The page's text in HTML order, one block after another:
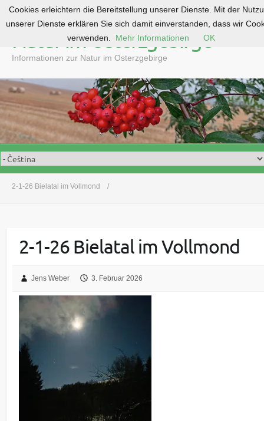
o
o
n
t
e
n
Natur im Osterzgebirge
Informationen zur Natur im Osterzgebirge
2-1-26 Bielatal im Vollmond
2-1-26 Bielatal im Vollmond
Jens Weber 3. Februar 2026
Cookies erleichtern die Bereitstellung unserer Dienste. Mit der
unserer Dienste erklären Sie sich damit einverstanden, dass wir
verwenden.
Mehr Informationen OK